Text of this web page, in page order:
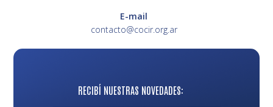
RECIBÍ NUESTRAS NOVEDADES:
E-mail
contacto@cocir.org.ar